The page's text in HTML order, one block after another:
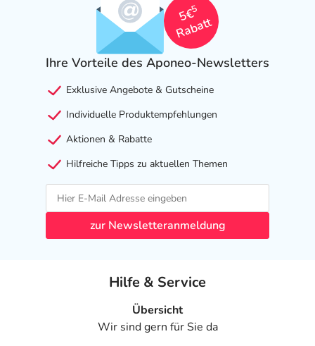
5€
5
Rabatt
Ihre Vorteile des Aponeo-Newsletters
Exklusive Angebote & Gutscheine
Individuelle Produktempfehlungen
Aktionen & Rabatte
Hilfreiche Tipps zu aktuellen Themen
zur Newsletteranmeldung
Hilfe & Service
Übersicht
Wir sind gern für Sie da